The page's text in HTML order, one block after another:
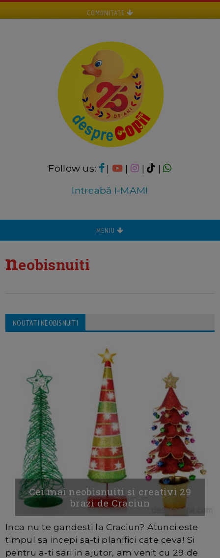
COMUNITATE
Follow us: | | |
|
Intreabă I-MAMI
MENIU
neobisnuiti
NOUTATI NEOBISNUITI
Cei mai neobisnuiti si creativi 29
brazi de Craciun
Inca nu te gandesti la Craciun? Atunci este
timpul sa incepi sa-ti planifici cate ceva! Si
pentru a-ti sari in ajutor, am venit cu 29 de